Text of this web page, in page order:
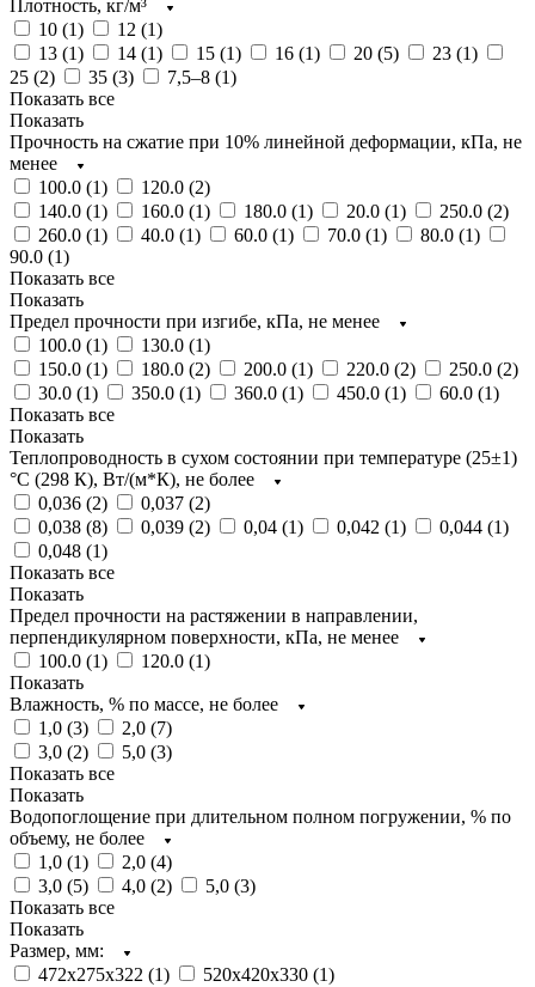
Плотность, кг/м³
10 (1) 12 (1)
13 (1) 14 (1) 15 (1) 16 (1) 20 (5) 23 (1)
25 (2) 35 (3) 7,5–8 (1)
Показать все
Показать
Прочность на сжатие при 10% линейной деформации, кПа, не
менее
100.0 (1) 120.0 (2)
140.0 (1) 160.0 (1) 180.0 (1) 20.0 (1) 250.0 (2)
260.0 (1) 40.0 (1) 60.0 (1) 70.0 (1) 80.0 (1)
90.0 (1)
Показать все
Показать
Предел прочности при изгибе, кПа, не менее
100.0 (1) 130.0 (1)
150.0 (1) 180.0 (2) 200.0 (1) 220.0 (2) 250.0 (2)
30.0 (1) 350.0 (1) 360.0 (1) 450.0 (1) 60.0 (1)
Показать все
Показать
Теплопроводность в сухом состоянии при температуре (25±1)
°С (298 К), Вт/(м*К), не более
0,036 (2) 0,037 (2)
0,038 (8) 0,039 (2) 0,04 (1) 0,042 (1) 0,044 (1)
0,048 (1)
Показать все
Показать
Предел прочности на растяжении в направлении,
перпендикулярном поверхности, кПа, не менее
100.0 (1) 120.0 (1)
Показать
Влажность, % по массе, не более
1,0 (3) 2,0 (7)
3,0 (2) 5,0 (3)
Показать все
Показать
Водопоглощение при длительном полном погружении, % по
объему, не более
1,0 (1) 2,0 (4)
3,0 (5) 4,0 (2) 5,0 (3)
Показать все
Показать
Размер, мм:
472х275х322 (1) 520х420х330 (1)